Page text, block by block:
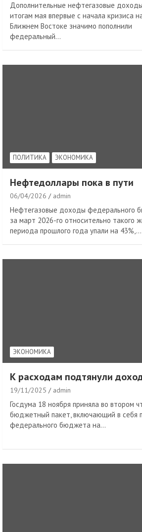
Дополнительные нефтегазовые
итогам мая впервые с начала кризиса
Ближнем Востоке значимо пополнили
федеральный…
ПОЛИТИКА ЭКОНОМИКА
Нефтедоллары пока в пути
06/04/2026 admin
Нефтегазовые доходы федерального
за март 2026-го относительно такого
периода прошлого года упали на 43%,…
ЭКОНОМИКА
К расходам подтянули
19/11/2025 admin
Госдума 18 ноября приняла во втором
бюджетный пакет, включающий в себя
федерального бюджета на…